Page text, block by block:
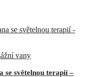
vany
světelnou terapií –